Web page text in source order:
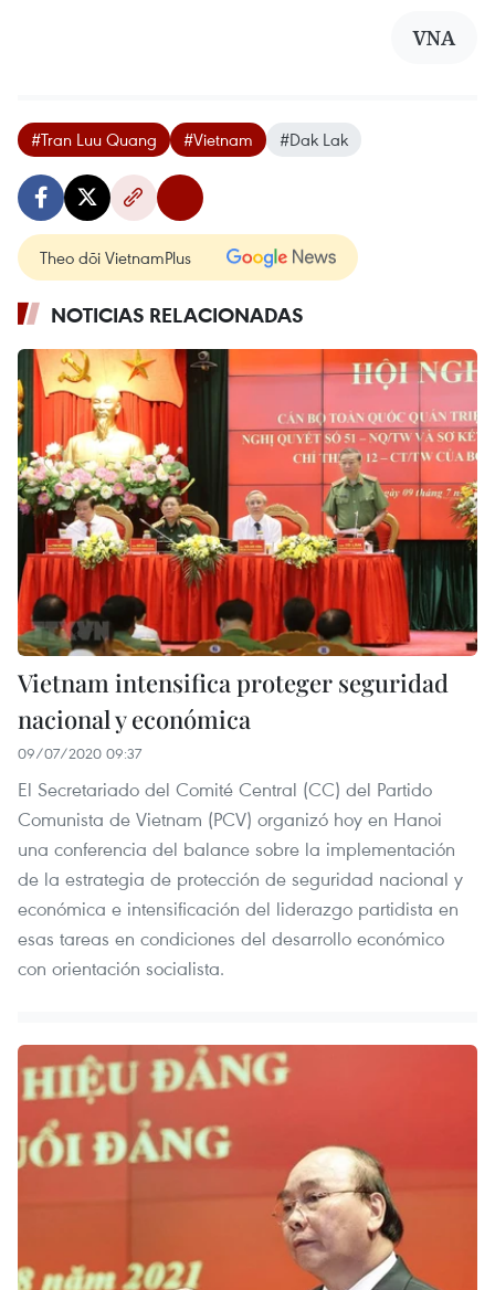
VNA
#Tran Luu Quang #Vietnam #Dak Lak
Theo dõi VietnamPlus
NOTICIAS RELACIONADAS
Vietnam intensifica proteger seguridad
nacional y económica
09/07/2020 09:37
El Secretariado del Comité Central (CC) del Partido
Comunista de Vietnam (PCV) organizó hoy en Hanoi
una conferencia del balance sobre la implementación
de la estrategia de protección de seguridad nacional y
económica e intensificación del liderazgo partidista en
esas tareas en condiciones del desarrollo económico
con orientación socialista.